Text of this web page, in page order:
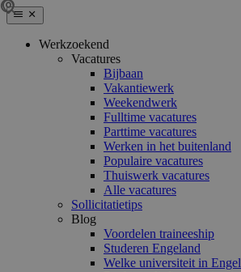
Werkzoekend
Vacatures
Bijbaan
Vakantiewerk
Weekendwerk
Fulltime vacatures
Parttime vacatures
Werken in het buitenland
Populaire vacatures
Thuiswerk vacatures
Alle vacatures
Sollicitatietips
Blog
Voordelen traineeship
Studeren Engeland
Welke universiteit in